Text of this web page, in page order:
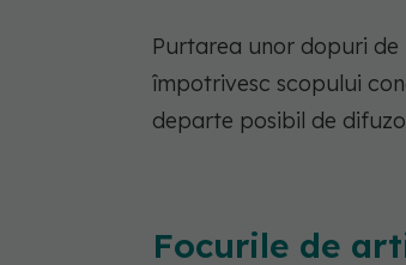
Purtarea unor dopuri
împotrivesc scopului
departe posibil de
Focurile de